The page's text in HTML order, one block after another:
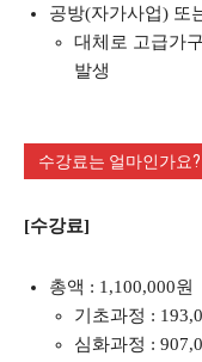
공방(자가사업) 또
대체로 고급가
발생
수강료는 얼마인가요?
[수강료]
총액 : 1,100,000원
기초과정 :
심화과정 :